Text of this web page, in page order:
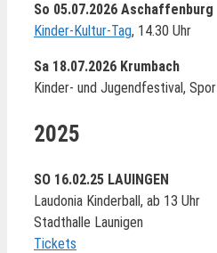
So 05.07.2026 Aschaffenburg
Kinder-Kultur-Tag, 14.30 Uhr
Sa 18.07.2026 Krumbach
Kinder- und Jugendfestival,
2025
SO 16.02.25 LAUINGEN
Laudonia Kinderball, ab 13 Uhr
Stadthalle Launigen
Tickets